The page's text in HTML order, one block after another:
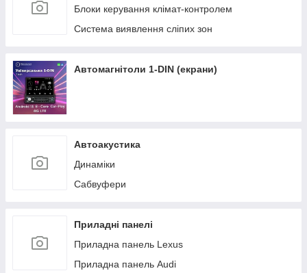
Підсвічування салону Toyota
Підсвітка салону Porsche
Підсвічування салону Ford
Підсвічування салону Land Rover
Блоки керування клімат-контролем
Система виявлення сліпих зон
Автомагнітоли 1-DIN (екрани)
Автоакустика
Динаміки
Сабвуфери
Приладні панелі
Приладна панель Lexus
Приладна панель Audi